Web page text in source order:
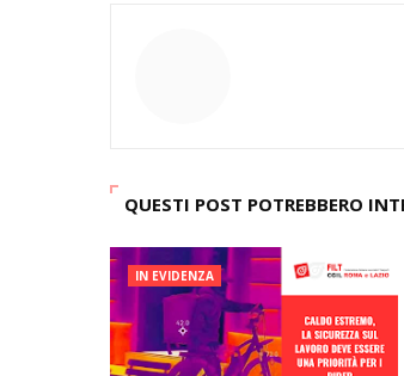
QUESTI POST POTREBBERO
IN EVIDENZA